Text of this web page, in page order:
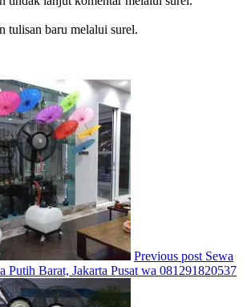
tulisan baru melalui surel.
Previous post Sewa
Putih Barat, Jakarta Pusat wa 081291820537